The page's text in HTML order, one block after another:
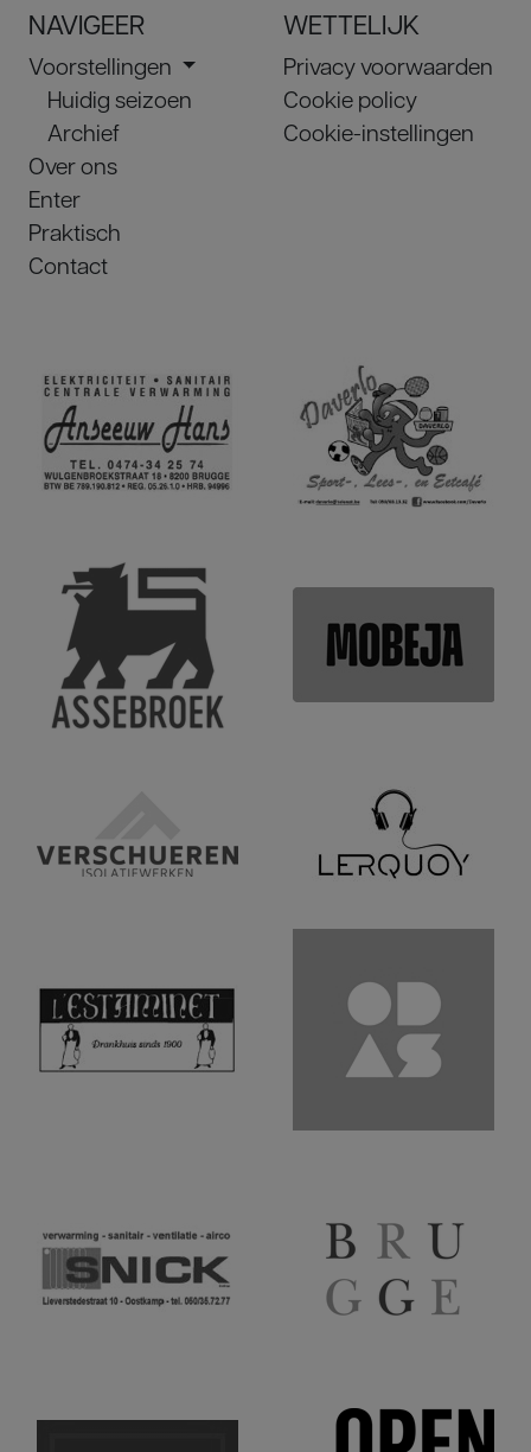
NAVIGEER
Voorstellingen
Huidig seizoen
Archief
Over ons
Enter
Praktisch
Contact
WETTELIJK
Privacy voorwaarden
Cookie policy
Cookie-instellingen